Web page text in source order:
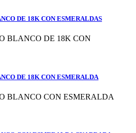
DE 18K CON ESMERALDAS
DE 18K CON ESMERALDA